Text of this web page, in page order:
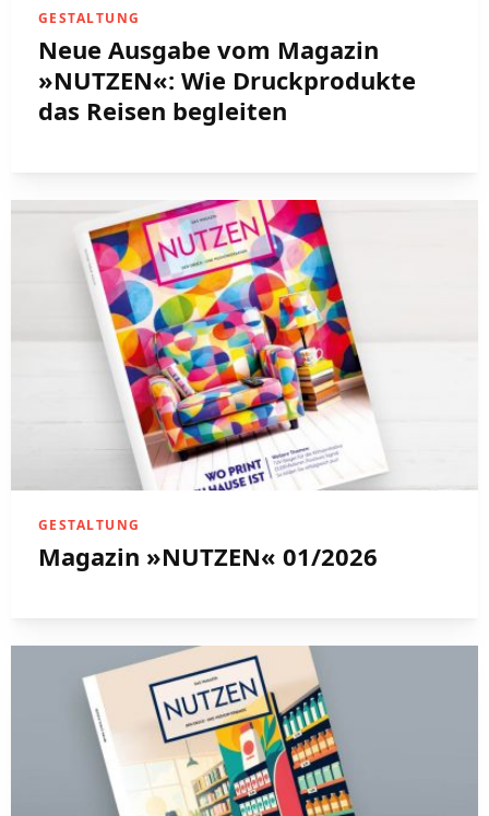
GESTALTUNG
Neue Ausgabe vom Magazin
»NUTZEN«: Wie Druckprodukte
das Reisen begleiten
GESTALTUNG
Magazin »NUTZEN« 01/2026